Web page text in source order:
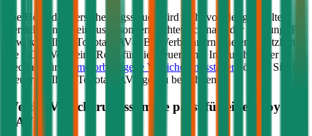
Die Höhe der Versicherungssteuer wird nicht von der gewählten
Versicherung beeinflusst, sondern richtet sich nach der Leistung (PS
bzw. kW) Ihres
Toyota RAV4
. Bei Verbrennern spielen zusätzlich
die CO2-Werte eine Rolle für die Steuerhöhe. Im durchblicker
Rechner für die motorbezogene Versicherungssteuer
können Sie die
Steuer für Ihren Toyota RAV4 genau berechnen.
Welche Versicherungssumme passt für einen
Toyota
RAV4